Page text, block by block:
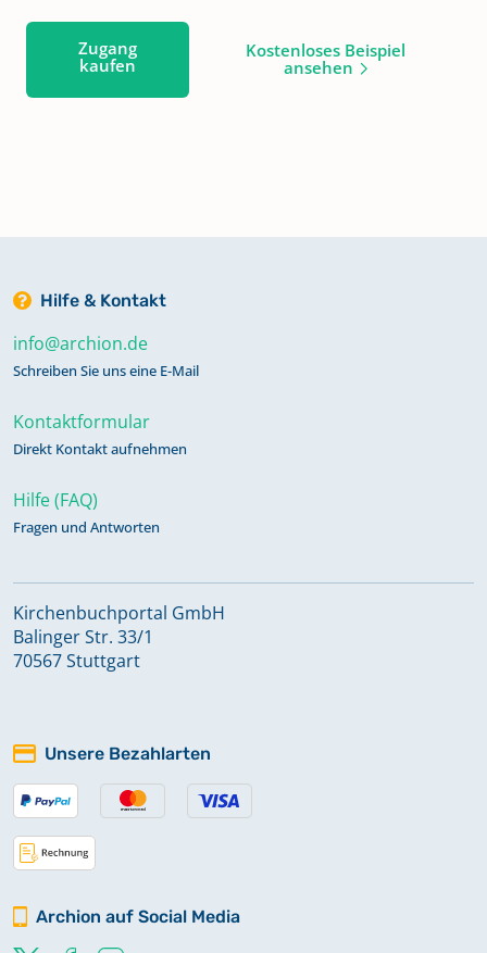
Zugang
kaufen
Kostenloses Beispiel
ansehen
Hilfe & Kontakt
info@archion.de
Schreiben Sie uns eine E-Mail
Kontaktformular
Direkt Kontakt aufnehmen
Hilfe (FAQ)
Fragen und Antworten
Kirchenbuchportal GmbH
Balinger Str. 33/1
70567 Stuttgart
Unsere Bezahlarten
Archion auf Social Media